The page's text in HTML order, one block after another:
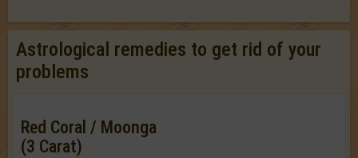
Astrological remedies to get rid of your
problems
Red Coral / Moonga
(3 Carat)